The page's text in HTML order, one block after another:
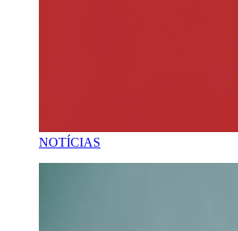
NOTÍCIAS